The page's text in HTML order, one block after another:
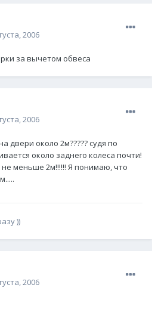
2006
за вычетом обвеса
2006
двери около 2м????? судя по
около заднего колеса почти!
не меньше 2м!!!!!! Я понимаю, что
))
2006